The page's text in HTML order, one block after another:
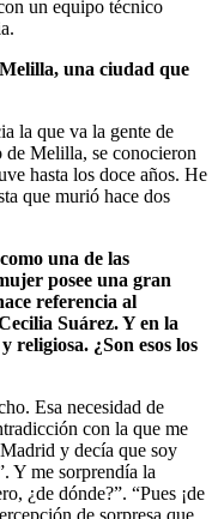
un equipo técnico
una ciudad que
la que va la gente de
de Melilla, se conocieron
hasta los doce años. He
que murió hace dos
una de las
posee una gran
referencia al
Suárez. Y en la
¿Son esos los
Esa necesidad de
con la que me
y decía que soy
Y me sorprendía la
¿de dónde?”. “Pues ¡de
de sorpresa que